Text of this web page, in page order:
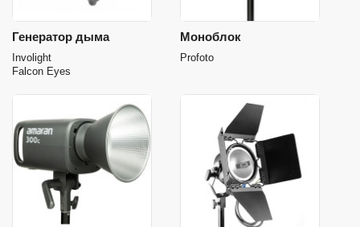
Генератор дыма
Involight
Falcon Eyes
Моноблок
Profoto